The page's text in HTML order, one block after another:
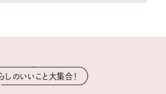
しのいいこと大集合！